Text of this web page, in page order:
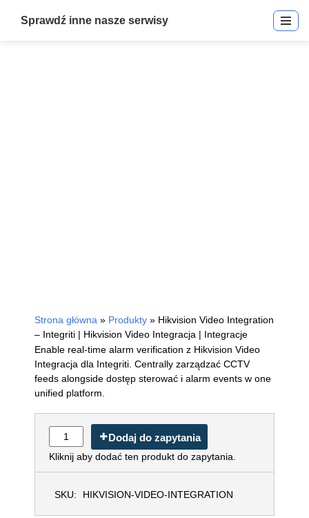
Strona główna » Produkty » Hikvision Video Integration
– Integriti | Hikvision Video Integracja | Integracje
Enable real-time alarm verification z Hikvision Video
Integracja dla Integriti. Centrally zarządzać CCTV
feeds alongside dostęp sterować i alarm events w one
unified platform.
Dodaj do zapytania
Kliknij aby dodać ten produkt do zapytania.
SKU: HIKVISION-VIDEO-INTEGRATION
Sprawdź inne nasze serwisy